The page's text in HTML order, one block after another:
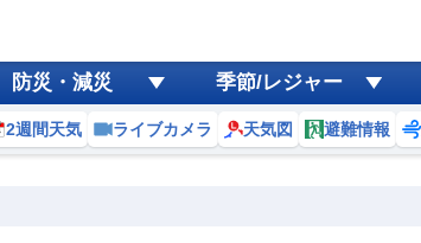
防災・減災 季節/レジャー
2週間天気 ライブカメラ 天気図 避難情報